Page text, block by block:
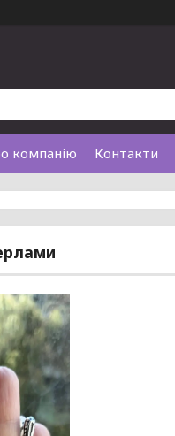
компанію Контакти